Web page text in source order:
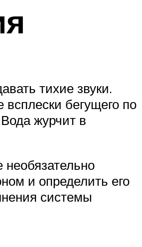
тихие звуки.
бегущего по
журчит в
необязательно
и определить его
системы